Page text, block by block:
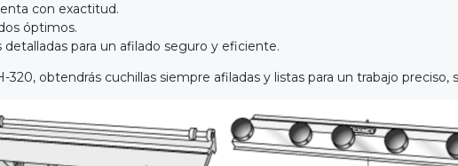
con exactitud.
óptimos.
para un afilado seguro y eficiente.
320, obtendrás cuchillas siempre afiladas y listas para un trabajo